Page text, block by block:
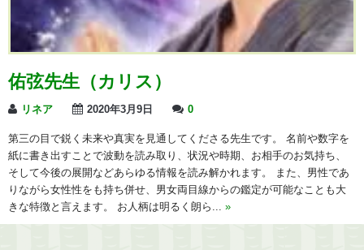
佑弦先生（カリス）
リネア 2020年3月9日 0
第三の目で鋭く未来や真実を見通してくださる先生です。 名前や数字を
紙に書き出すことで波動を読み取り、状況や時期、お相手のお気持ち、
そして今後の展開などあらゆる情報を読み解かれます。 また、男性であ
りながら女性性をも持ち併せ、男女両目線からの鑑定が可能なことも大
きな特徴と言えます。 お人柄は明るく朗ら... »